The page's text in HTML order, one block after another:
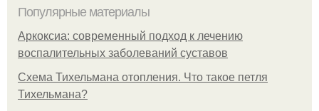
Популярные материалы
Аркоксиа: современный подход к лечению
воспалительных заболеваний суставов
Схема Тихельмана отопления. Что такое петля
Тихельмана?